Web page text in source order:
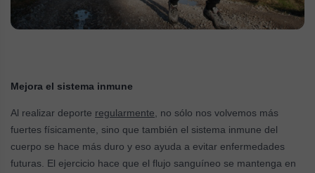
Mejora el sistema inmune
Al realizar deporte regularmente , no sólo nos volvemos más
fuertes físicamente, sino que también el sistema inmune del
cuerpo se hace más duro y eso ayuda a evitar enfermedades
futuras. El ejercicio hace que el flujo sanguíneo se mantenga en